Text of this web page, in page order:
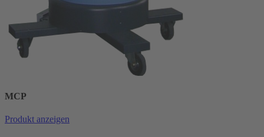
MCP
Produkt anzeigen